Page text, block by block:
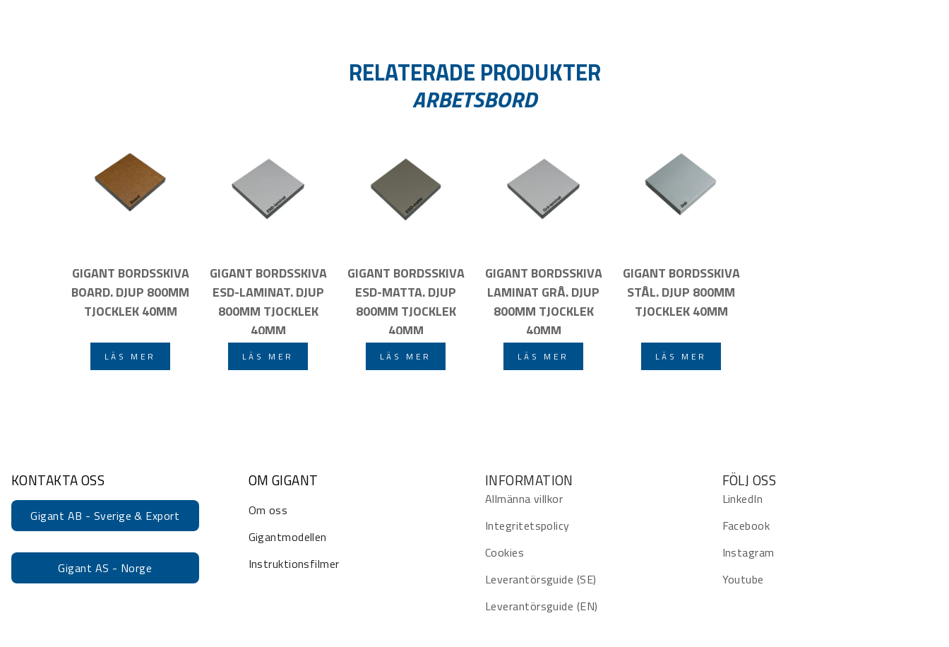
RELATERADE PRODUKTER
ARBETSBORD
GIGANT BORDSSKIVA
BOARD. DJUP 800MM
TJOCKLEK 40MM
LÄS MER
GIGANT BORDSSKIVA
ESD-LAMINAT. DJUP
800MM TJOCKLEK
40MM
LÄS MER
GIGANT BORDSSKIVA
ESD-MATTA. DJUP
800MM TJOCKLEK
40MM
LÄS MER
GIGANT BORDSSKIVA
LAMINAT GRÅ. DJUP
800MM TJOCKLEK
40MM
LÄS MER
GIGANT BORDSSKIVA
STÅL. DJUP 800MM
TJOCKLEK 40MM
LÄS MER
KONTAKTA OSS
Gigant AB - Sverige & Export
Gigant AS - Norge
OM GIGANT
Om oss
Gigantmodellen
Instruktionsfilmer
INFORMATION
Allmänna villkor
Integritetspolicy
Cookies
Leverantörsguide (SE)
Leverantörsguide (EN)
FÖLJ OSS
LinkedIn
Facebook
Instagram
Youtube